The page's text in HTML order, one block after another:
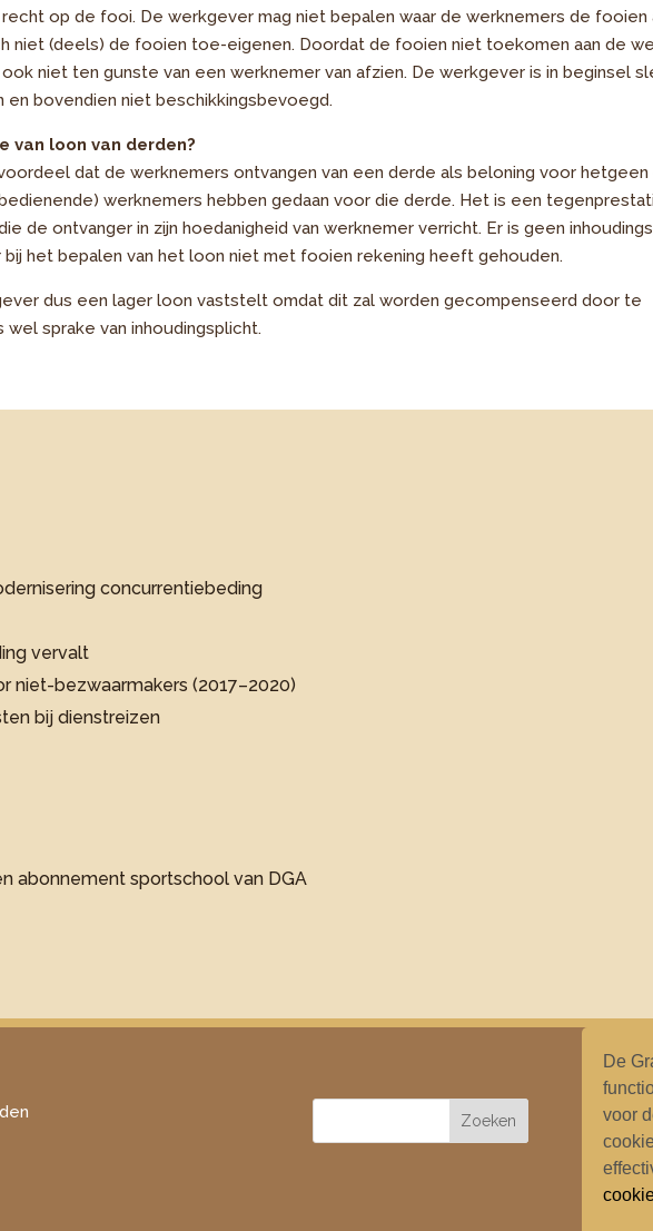
De
voor
op de fooi. De werkgever mag niet bepalen waar de werknemers de fooien
niet (deels) de fooien toe-eigenen. Doordat de fooien niet toekomen aan de
niet ten gunste van een werknemer van afzien. De werkgever is in beginsel
en bovendien niet beschikkingsbevoegd.
van loon van derden?
dat de werknemers ontvangen van een derde als beloning voor hetgeen
werknemers hebben gedaan voor die derde. Het is een
de ontvanger in zijn hoedanigheid van werknemer verricht. Er is geen
het bepalen van het loon niet met fooien rekening heeft gehouden.
dus een lager loon vaststelt omdat dit zal worden gecompenseerd door te
sprake van inhoudingsplicht.
concurrentiebeding
vervalt
niet-bezwaarmakers (2017–2020)
bij dienstreizen
abonnement sportschool van DGA